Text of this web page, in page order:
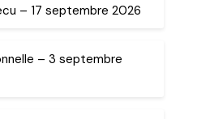
– 17 septembre 2026
– 3 septembre